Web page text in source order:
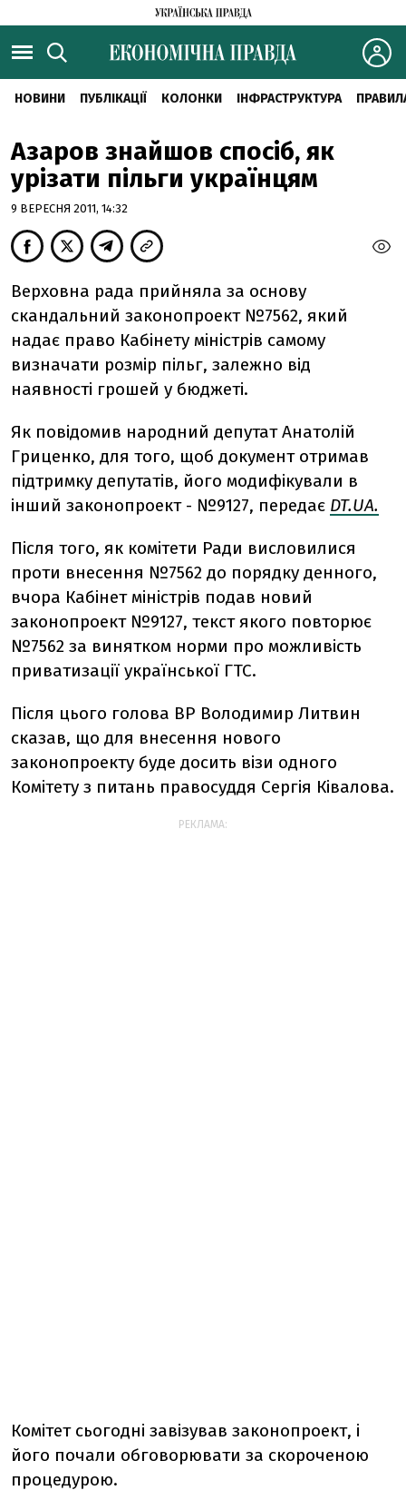
НОВИНИ ПУБЛІКАЦІЇ КОЛОНКИ ІНФРАСТРУКТУРА
Азаров знайшов спосіб, як
урізати пільги українцям
9 ВЕРЕСНЯ 2011, 14:32
Верховна рада прийняла за основу
скандальний законопроект №7562, який
надає право Кабінету міністрів самому
визначати розмір пільг, залежно від
наявності грошей у бюджеті.
Як повідомив народний депутат Анатолій
Гриценко, для того, щоб документ отримав
підтримку депутатів, його модифікували в
інший законопроект - №9127, передає DT.UA.
Після того, як комітети Ради висловилися
проти внесення №7562 до порядку денного,
вчора Кабінет міністрів подав новий
законопроект №9127, текст якого повторює
№7562 за винятком норми про можливість
приватизації української ГТС.
Після цього голова ВР Володимир Литвин
сказав, що для внесення нового
законопроекту буде досить візи одного
Комітету з питань правосуддя Сергія Ківалова.
РЕКЛАМА:
Комітет сьогодні завізував законопроект, і
його почали обговорювати за скороченою
процедурою.